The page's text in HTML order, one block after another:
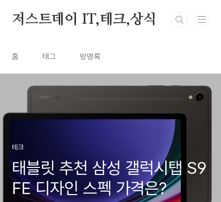
저스트데이 IT,테크,상식
홈 태그 방명록
테크
태블릿 추천 삼성 갤럭시탭 S9
FE 디자인 스펙 가격은?